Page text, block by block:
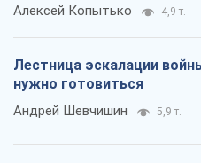
Алексей Копытько 4,9 т.
Лестница эскалации
нужно готовиться
Андрей Шевчишин 5,9 т.